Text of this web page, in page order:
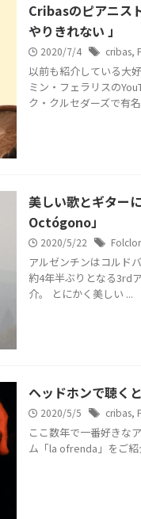
Cribasのピアニス
やりきれない 」
2020/7/4 cribas,
以前も紹介している大
ミン・フェラリスの
ク・クルセダーズで有
美しい歌とギター
Octógono」
2020/5/22
アルゼンチンはコルド
約4年半ぶりとなる3rd
介。 とにかく美しい ...
ヘッドホンで聴く
2020/5/5 cribas,
ここ数年で一番好きな
ム「la ofrenda」をご